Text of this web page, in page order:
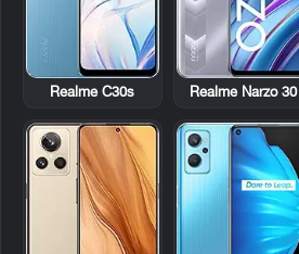
Realme Narzo 30
Realme C30s